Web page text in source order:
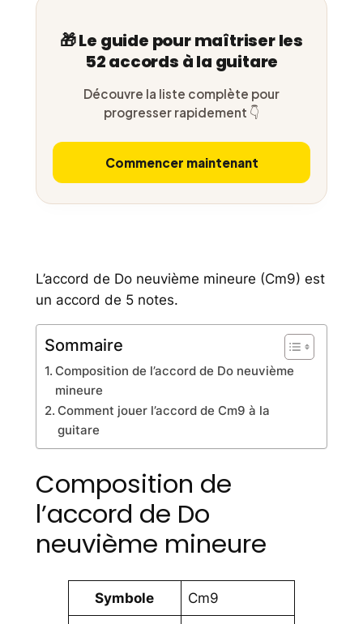
🎁 Le guide pour maîtriser les
52 accords à la guitare
Découvre la liste complète pour
progresser rapidement 👇
Commencer maintenant
L’accord de Do neuvième mineure (Cm9) est
un accord de 5 notes.
Sommaire
Composition de l’accord de Do neuvième
mineure
Comment jouer l’accord de Cm9 à la
guitare
Composition de
l’accord de Do
neuvième mineure
Symbole Cm9